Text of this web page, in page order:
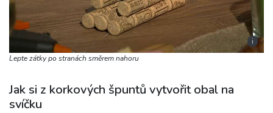
i
Lepte zátky po stranách směrem nahoru
Jak si z korkových špuntů vytvořit obal na
svíčku